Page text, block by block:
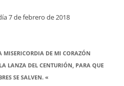
7 de febrero de 2018
MISERICORDIA DE MI CORAZÓN
LANZA DEL CENTURIÓN, PARA QUE
SE SALVEN. «